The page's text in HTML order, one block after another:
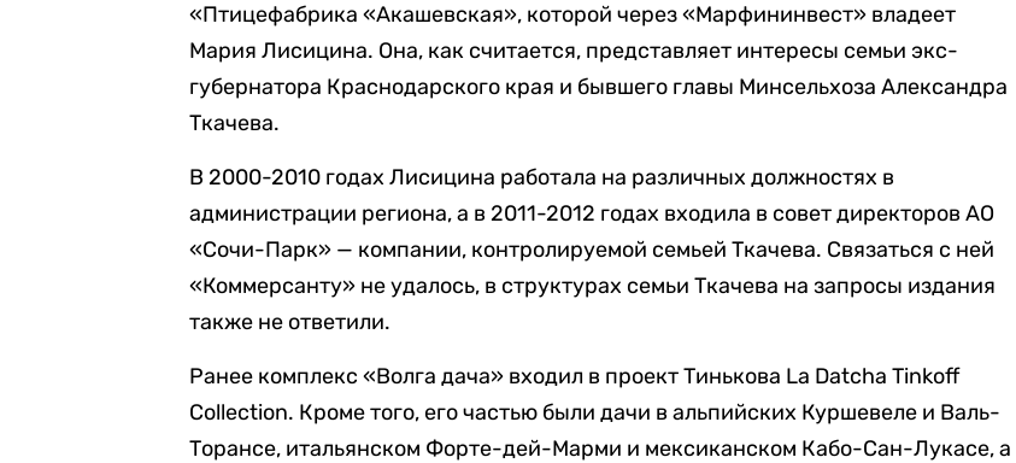
«Птицефабрика «Акашевская», которой через «Марфининвест» владеет
Мария Лисицина. Она, как считается, представляет интересы семьи экс-
губернатора Краснодарского края и бывшего главы Минсельхоза Александра
Ткачева.
В 2000-2010 годах Лисицина работала на различных должностях в
администрации региона, а в 2011-2012 годах входила в совет директоров АО
«Сочи-Парк» — компании, контролируемой семьей Ткачева. Связаться с ней
«Коммерсанту» не удалось, в структурах семьи Ткачева на запросы издания
также не ответили.
Ранее комплекс «Волга дача» входил в проект Тинькова La Datcha Tinkoff
Collection. Кроме того, его частью были дачи в альпийских Куршевеле и Валь-
Торансе, итальянском Форте-дей-Марми и мексиканском Кабо-Сан-Лукасе, а